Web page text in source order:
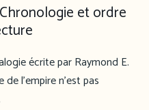
et ordre
écrite par Raymond E.
l’empire n’est pas